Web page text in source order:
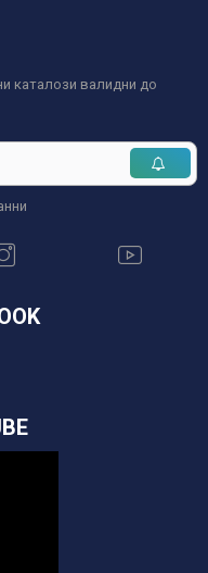
каталози валидни до